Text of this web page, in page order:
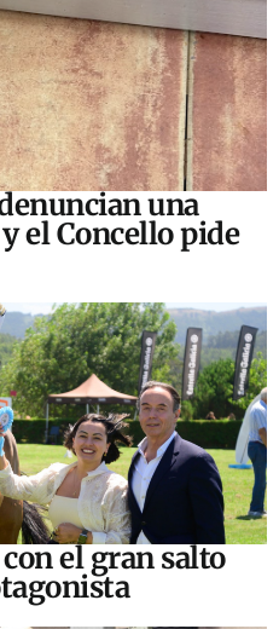
una
y el Concello pide
el gran salto